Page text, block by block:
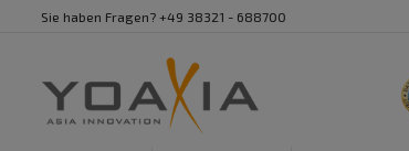
Sie haben Fragen? +49 38321 - 688700